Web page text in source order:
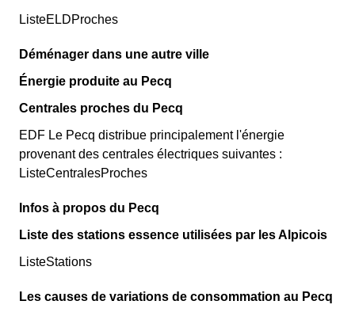
ListeELDProches
Déménager dans une autre ville
Énergie produite au Pecq
Centrales proches du Pecq
EDF Le Pecq distribue principalement l'énergie
provenant des centrales électriques suivantes :
ListeCentralesProches
Infos à propos du Pecq
Liste des stations essence utilisées par les Alpicois
ListeStations
Les causes de variations de consommation au Pecq